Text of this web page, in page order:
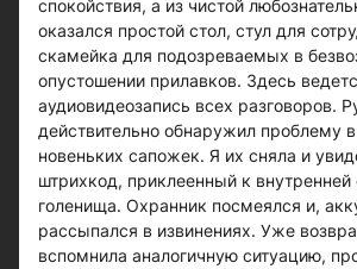
спокойствия, а из чистой
оказался простой стол, стул для
скамейка для подозреваемых в
опустошении прилавков. Здесь
аудиовидеозапись всех разговоров.
действительно обнаружил проблему
новеньких сапожек. Я их сняла и
штрихкод, приклеенный к внутренней
голенища. Охранник посмеялся и,
рассыпался в извинениях. Уже
вспомнила аналогичную ситуацию,